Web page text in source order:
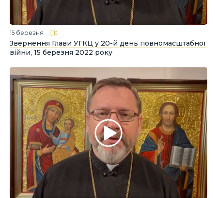
15 березня
Звернення Глави УГКЦ у 20-й день повномасштабної
війни, 15 березня 2022 року